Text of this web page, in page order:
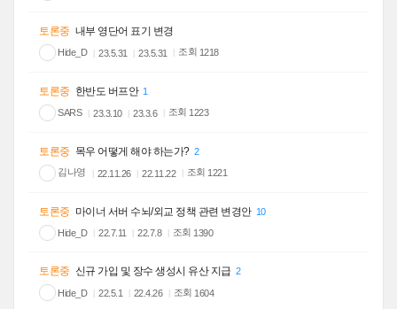
토론중 내부 영단어 표기 변경
Hide_D 23.5.31 23.5.31 조회 1218
토론중 한반도 버프안 1
SARS 23.3.10 23.3.6 조회 1223
토론중 목우 어떻게 해야 하는가? 2
김나영
22.11.26 22.11.22 조회 1221
토론중 마이너 서버 수뇌/외교 정책 관련 변경안 10
Hide_D 22.7.11 22.7.8 조회 1390
토론중 신규 가입 및 장수 생성시 유산 지급 2
Hide_D 22.5.1 22.4.26 조회 1604